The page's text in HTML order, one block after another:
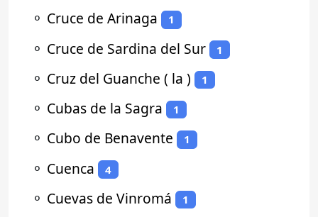
⚬ Cruce de Arinaga 1
⚬ Cruce de Sardina del Sur 1
⚬ Cruz del Guanche ( la ) 1
⚬ Cubas de la Sagra 1
⚬ Cubo de Benavente 1
⚬ Cuenca 4
⚬ Cuevas de Vinromá 1